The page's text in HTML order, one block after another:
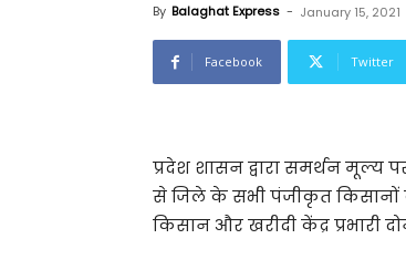
By Balaghat Express - January 15, 2021
Facebook Twitter
प्रदेश शासन द्वारा समर्थन मूल्य
से जिले के सभी पंजीकृत किसानों
किसान और खरीदी केंद्र प्रभारी